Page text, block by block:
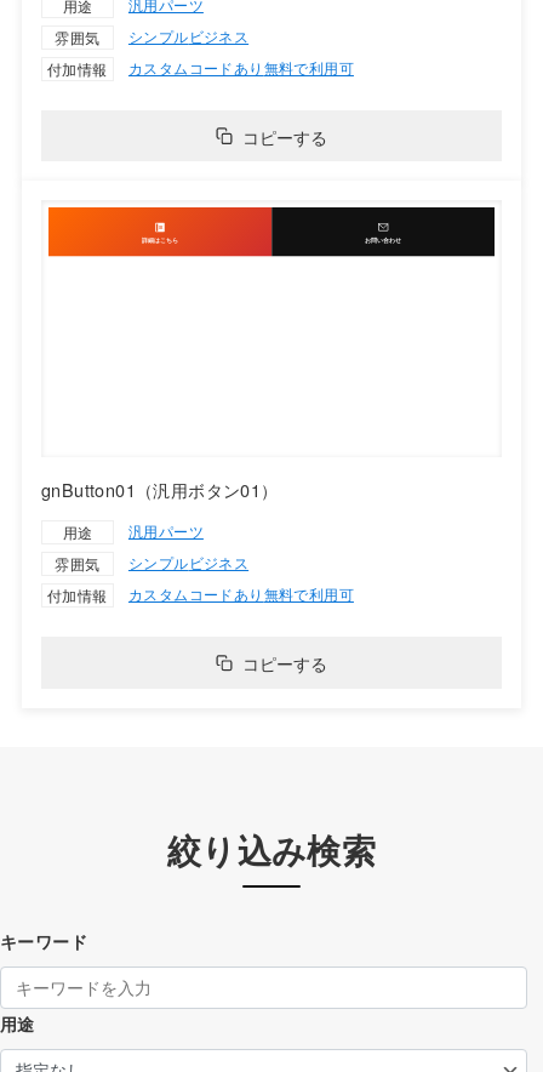
用途
雰囲気
シンプルビジネス
付加情報
カスタムコードあり 無料で利用可
コピーする
gnButton01（汎用ボタン01）
用途
汎用パーツ
雰囲気
シンプルビジネス
付加情報
カスタムコードあり 無料で利用可
コピーする
絞り込み検索
キーワード
用途